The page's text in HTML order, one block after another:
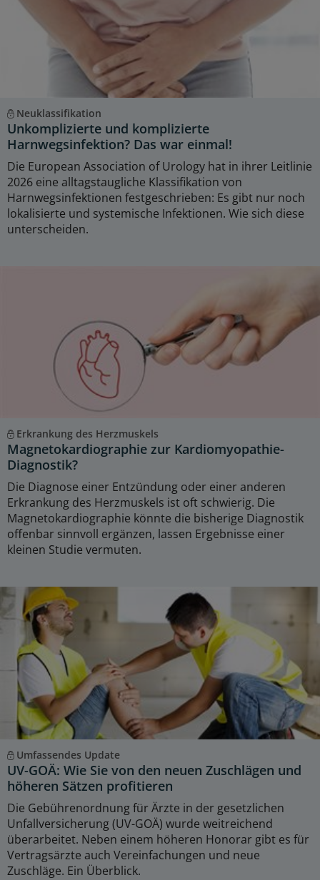
Neuklassifikation
Unkomplizierte und komplizierte
Harnwegsinfektion? Das war einmal!
Die European Association of Urology hat in ihrer Leitlinie
2026 eine alltagstaugliche Klassifikation von
Harnwegsinfektionen festgeschrieben: Es gibt nur noch
lokalisierte und systemische Infektionen. Wie sich diese
unterscheiden.
Erkrankung des Herzmuskels
Magnetokardiographie zur Kardiomyopathie-
Diagnostik?
Die Diagnose einer Entzündung oder einer anderen
Erkrankung des Herzmuskels ist oft schwierig. Die
Magnetokardiographie könnte die bisherige Diagnostik
offenbar sinnvoll ergänzen, lassen Ergebnisse einer
kleinen Studie vermuten.
Umfassendes Update
UV-GOÄ: Wie Sie von den neuen Zuschlägen und
höheren Sätzen profitieren
Die Gebührenordnung für Ärzte in der gesetzlichen
Unfallversicherung (UV-GOÄ) wurde weitreichend
überarbeitet. Neben einem höheren Honorar gibt es für
Vertragsärzte auch Vereinfachungen und neue
Zuschläge. Ein Überblick.